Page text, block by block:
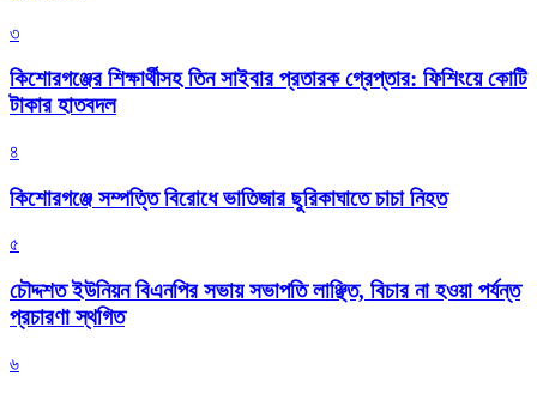
৩
কিশোরগঞ্জের শিক্ষার্থীসহ তিন সাইবার প্রতারক গ্রেপ্তার: ফিশিংয়ে কোটি
টাকার হাতবদল
৪
কিশোরগঞ্জে সম্পত্তি বিরোধে ভাতিজার ছুরিকাঘাতে চাচা নিহত
৫
চৌদ্দশত ইউনিয়ন বিএনপির সভায় সভাপতি লাঞ্ছিত, বিচার না হওয়া পর্যন্ত
প্রচারণা স্থগিত
৬